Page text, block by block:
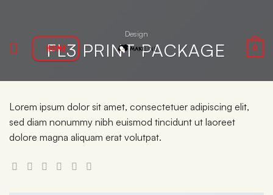
HOME 0
Design
FL3 PRINT PACKAGE
Lorem ipsum dolor sit amet, consectetuer adipiscing elit,
sed diam nonummy nibh euismod tincidunt ut laoreet
dolore magna aliquam erat volutpat.